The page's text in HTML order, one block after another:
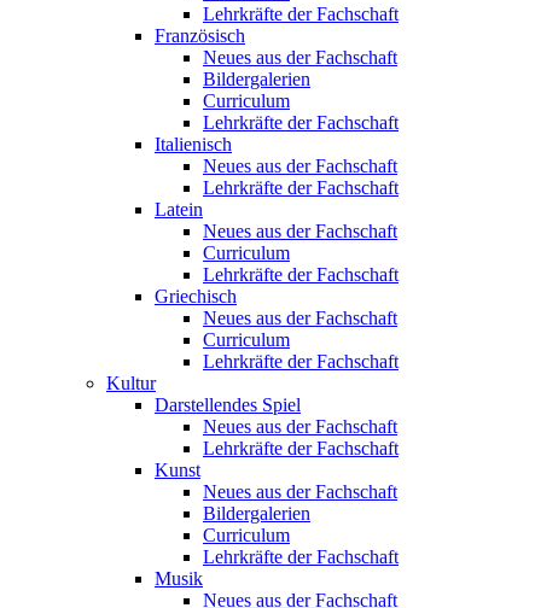
Lehrkräfte der Fachschaft
Französisch
Neues aus der Fachschaft
Bildergalerien
Curriculum
Lehrkräfte der Fachschaft
Italienisch
Neues aus der Fachschaft
Lehrkräfte der Fachschaft
Latein
Neues aus der Fachschaft
Curriculum
Lehrkräfte der Fachschaft
Griechisch
Neues aus der Fachschaft
Curriculum
Lehrkräfte der Fachschaft
Kultur
Darstellendes Spiel
Neues aus der Fachschaft
Lehrkräfte der Fachschaft
Kunst
Neues aus der Fachschaft
Bildergalerien
Curriculum
Lehrkräfte der Fachschaft
Musik
Neues aus der Fachschaft